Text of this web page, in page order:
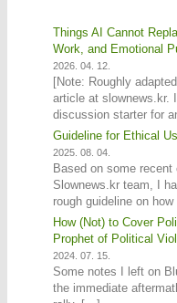
Things AI Cannot
Work, and Emotional
2026. 04. 12.
[Note: Roughly
article at slownews.kr.
discussion starter for
Guideline for Ethical
2025. 08. 04.
Based on some
Slownews.kr team, I
rough guideline on
How (Not) to Cover
Prophet of Political
2024. 07. 15.
Some notes I left on
the immediate